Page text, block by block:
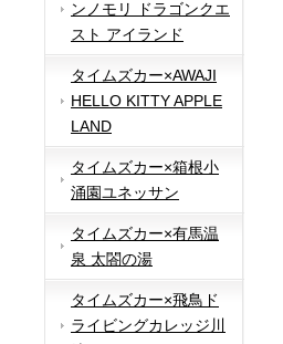
ンノモリ ドラゴンクエ
スト アイランド
タイムズカー×AWAJI
HELLO KITTY APPLE
LAND
タイムズカー×箱根小
涌園ユネッサン
タイムズカー×有馬温
泉 太閤の湯
タイムズカー×飛鳥ド
ライビングカレッジ川